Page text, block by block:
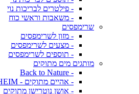
- פילטרים לבריכות נוי
- משאבות וראשי כוח
שרימפסים
- מזון לשרימפסים
- מצעים לשרימפסים
- תוספים לשרימפסים
מותגים מים מתוקים
- Back to Nature
- אהיים מתוקים - EHEIM
- אושן נוטרישן מתוקים